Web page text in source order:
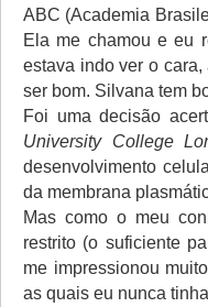
ABC (Academia
Ela me chamou e eu
estava indo ver o
ser bom. Silvana tem
Foi uma decisão
University College
desenvolvimento
da membrana
Mas como o meu
restrito (o suficiente
me impressionou
as quais eu nunca